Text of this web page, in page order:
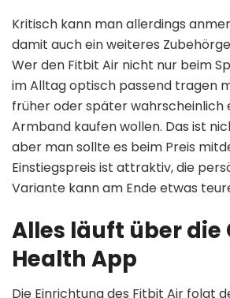
Kritisch kann man allerdings
damit auch ein weiteres
Wer den Fitbit Air nicht nur beim
im Alltag optisch passend tragen
früher oder später wahrscheinlich
Armband kaufen wollen. Das ist
aber man sollte es beim Preis
Einstiegspreis ist attraktiv, die
Variante kann am Ende etwas
Alles läuft über die
Health App
Die Einrichtung des Fitbit Air folgt